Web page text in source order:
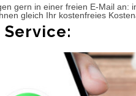
gern in einer freien E-Mail
gleich Ihr kostenfreies
Service: